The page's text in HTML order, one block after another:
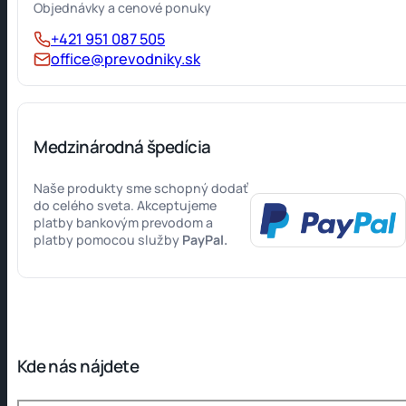
Objednávky a cenové ponuky
+421 951 087 505
office@prevodniky.sk
Medzinárodná špedícia
Naše produkty sme schopný dodať
do celého sveta. Akceptujeme
platby bankovým prevodom a
platby pomocou služby PayPal.
Kde nás nájdete